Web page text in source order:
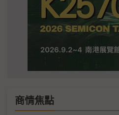
商情焦點